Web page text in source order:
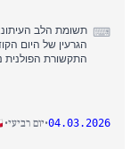
⌨
הגרעין של היום
התקשורת הפולנית
במהלך הבוקר,
בצהריים עברה
הבטחותיו
04.03.2026
•יום רביעי•